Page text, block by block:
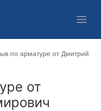
по арматуре от Дмитрий
от